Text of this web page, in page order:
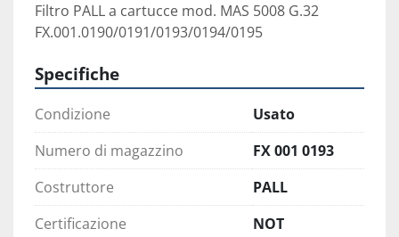
Filtro PALL a cartucce mod. MAS 5008 G.32
FX.001.0190/0191/0193/0194/0195
Specifiche
Condizione
Usato
Numero di magazzino
FX 001 0193
Costruttore
PALL
Certificazione
NOT